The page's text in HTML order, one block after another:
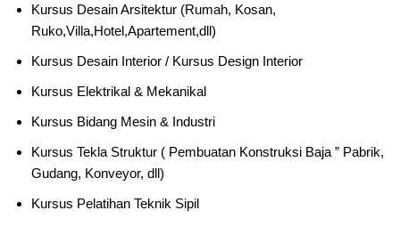
Kursus Desain Arsitektur (Rumah, Kosan,
Ruko,Villa,Hotel,Apartement,dll)
Kursus Desain Interior / Kursus Design Interior
Kursus Elektrikal & Mekanikal
Kursus Bidang Mesin & Industri
Kursus Tekla Struktur ( Pembuatan Konstruksi Baja ” Pabrik,
Gudang, Konveyor, dll)
Kursus Pelatihan Teknik Sipil